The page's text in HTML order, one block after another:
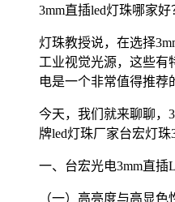
3mm直插led灯珠哪家好
灯珠教授说，在选择
工业视觉光源，这些有
电是一个非常值得推荐
今天，我们就来聊聊，
牌led灯珠厂家台宏灯珠
一、台宏光电3mm直插
（一）高亮度与高显色